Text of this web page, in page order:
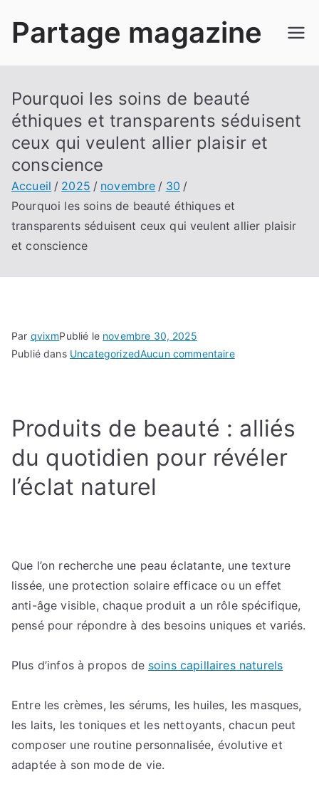
Partage magazine
Pourquoi les soins de beauté
éthiques et transparents séduisent
ceux qui veulent allier plaisir et
conscience
Accueil 2025 novembre
30
Pourquoi les soins de beauté éthiques et
transparents séduisent ceux qui veulent allier plaisir
et conscience
Par qvixmPublié le novembre 30, 2025
Publié dans UncategorizedAucun commentairesur
de
éthiques
veulent
allier
plaisir
Produits de beauté : alliés
du quotidien pour révéler
l’éclat naturel
Que l’on recherche une peau éclatante, une texture
lissée, une protection solaire efficace ou un effet
anti-âge visible, chaque produit a un rôle spécifique,
pensé pour répondre à des besoins uniques et variés.
Plus d’infos à propos de soins capillaires naturels
Entre les crèmes, les sérums, les huiles, les masques,
les laits, les toniques et les nettoyants, chacun peut
composer une routine personnalisée, évolutive et
adaptée à son mode de vie.